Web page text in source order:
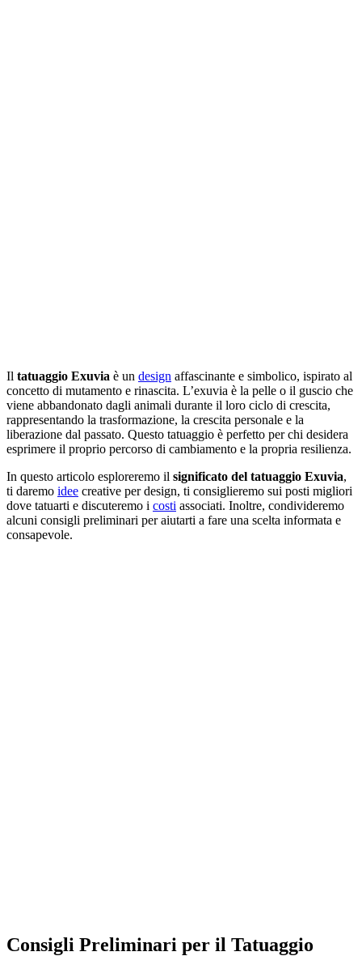
Il tatuaggio Exuvia è un design affascinante e simbolico, ispirato al
concetto di mutamento e rinascita. L’exuvia è la pelle o il guscio che
viene abbandonato dagli animali durante il loro ciclo di crescita,
rappresentando la trasformazione, la crescita personale e la
liberazione dal passato. Questo tatuaggio è perfetto per chi desidera
esprimere il proprio percorso di cambiamento e la propria resilienza.
In questo articolo esploreremo il significato del tatuaggio Exuvia,
ti daremo idee creative per design, ti consiglieremo sui posti migliori
dove tatuarti e discuteremo i costi associati. Inoltre, condivideremo
alcuni consigli preliminari per aiutarti a fare una scelta informata e
consapevole.
Consigli Preliminari per il Tatuaggio